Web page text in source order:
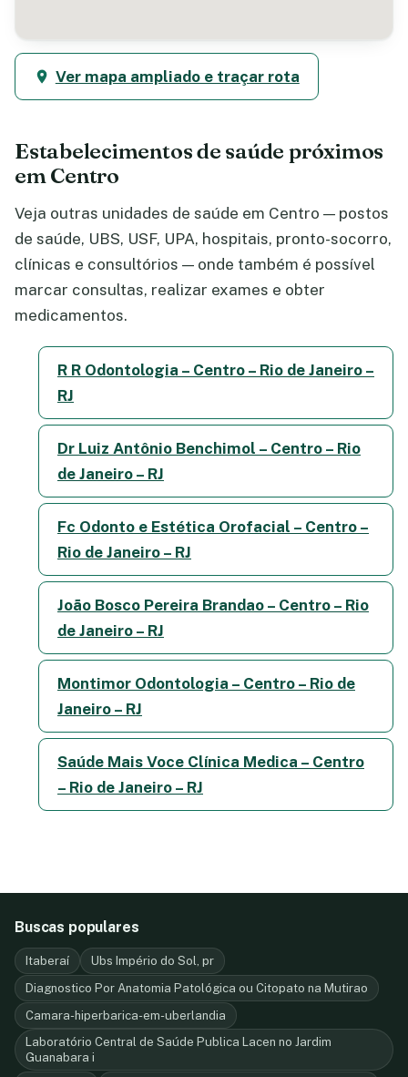
Ver mapa ampliado e traçar rota
Estabelecimentos de saúde próximos
em Centro
Veja outras unidades de saúde em Centro — postos
de saúde, UBS, USF, UPA, hospitais, pronto-socorro,
clínicas e consultórios — onde também é possível
marcar consultas, realizar exames e obter
medicamentos.
R R Odontologia – Centro – Rio de Janeiro –
RJ
Dr Luiz Antônio Benchimol – Centro – Rio
de Janeiro – RJ
Fc Odonto e Estética Orofacial – Centro –
Rio de Janeiro – RJ
João Bosco Pereira Brandao – Centro – Rio
de Janeiro – RJ
Montimor Odontologia – Centro – Rio de
Janeiro – RJ
Saúde Mais Voce Clínica Medica – Centro
– Rio de Janeiro – RJ
Buscas populares
Itaberaí
Ubs Império do Sol, pr
Diagnostico Por Anatomia Patológica ou Citopato na Mutirao
Camara-hiperbarica-em-uberlandia
Laboratório Central de Saúde Publica Lacen no Jardim
Guanabara i